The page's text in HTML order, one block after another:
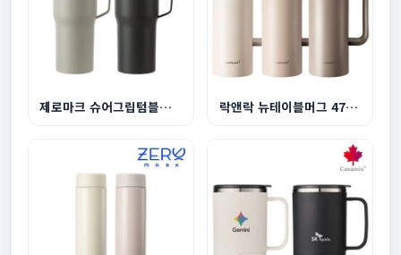
제로마크 슈어그립텀블러 600ml 락앤락 뉴테이블머그 473ml